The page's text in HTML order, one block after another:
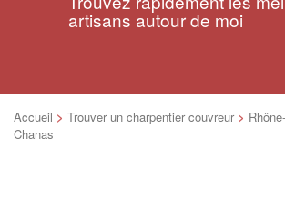
artisans autour de moi
Accueil > Trouver un charpentier couvreur >
Chanas